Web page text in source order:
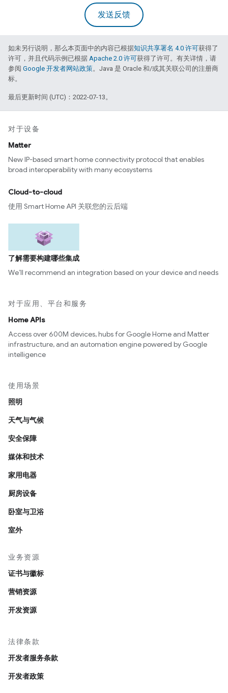
发送反馈
如未另行说明，那么本页面中的内容已根据知识共享署名 4.0 许可获得了
许可，并且代码示例已根据 Apache 2.0 许可获得了许可。有关详情，请
参阅 Google 开发者网站政策。Java 是 Oracle 和/或其关联公司的注册商
标。
最后更新时间 (UTC)：2022-07-13。
对于设备
Matter
New IP-based smart home connectivity protocol that enables
broad interoperability with many ecosystems
Cloud-to-cloud
使用 Smart Home API 关联您的云后端
了解需要构建哪些集成
We’ll recommend an integration based on your device and needs
对于应用、平台和服务
Home APIs
Access over 600M devices, hubs for Google Home and Matter
infrastructure, and an automation engine powered by Google
intelligence
使用场景
照明
天气与气候
安全保障
媒体和技术
家用电器
厨房设备
卧室与卫浴
室外
业务资源
证书与徽标
营销资源
开发资源
法律条款
开发者服务条款
开发者政策